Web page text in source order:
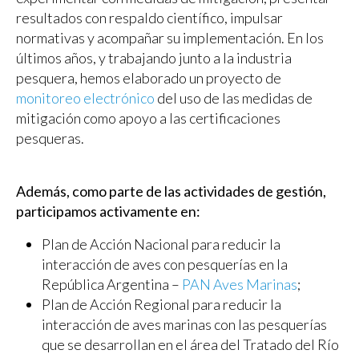
resultados con respaldo científico, impulsar
normativas y acompañar su implementación. En los
últimos años, y trabajando junto a la industria
pesquera, hemos elaborado un proyecto de
monitoreo electrónico del uso de las medidas de
mitigación como apoyo a las certificaciones
pesqueras.
Además, como parte de las actividades de gestión,
participamos activamente en:
Plan de Acción Nacional para reducir la
interacción de aves con pesquerías en la
República Argentina – PAN Aves Marinas;
Plan de Acción Regional para reducir la
interacción de aves marinas con las pesquerías
que se desarrollan en el área del Tratado del Río